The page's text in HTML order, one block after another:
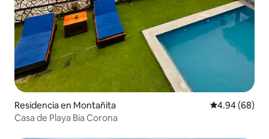
Residencia en Montañita Calificación
4.94 (68)
Casa de Playa Bia Corona